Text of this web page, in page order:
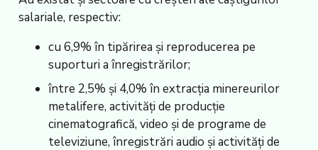
salariale, respectiv:
cu 6,9% în tipărirea şi reproducerea pe
suporturi a înregistrărilor;
între 2,5% și 4,0% în extracţia minereurilor
metalifere, activităţi de producție
cinematografică, video şi de programe de
televiziune, înregistrări audio şi activităţi de